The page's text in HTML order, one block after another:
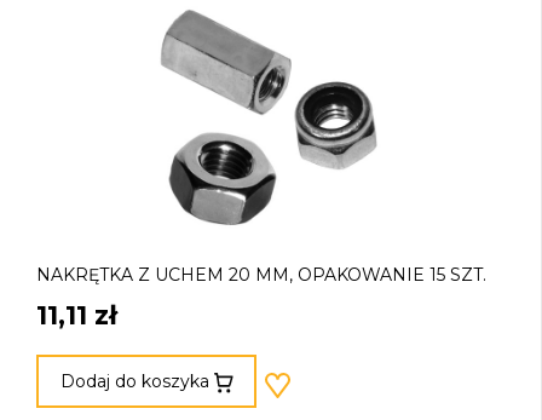
NAKRĘTKA Z UCHEM 20 MM, OPAKOWANIE 15 SZT.
11,11 zł
Dodaj do koszyka